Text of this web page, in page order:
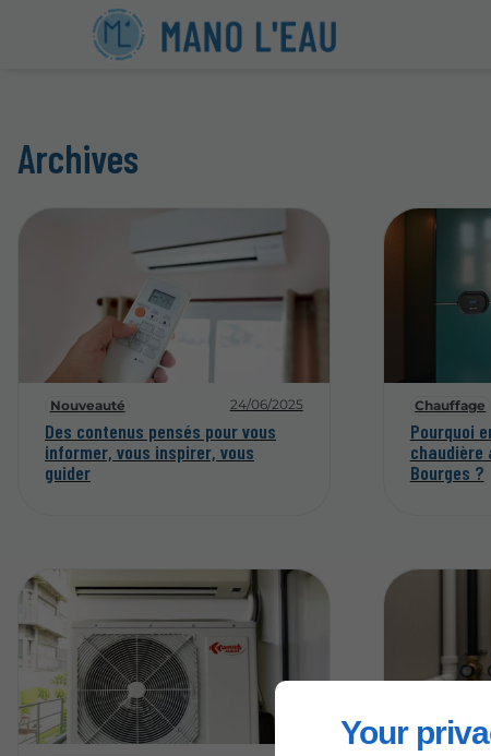
Your
Archives
Nouveauté 24/06/2025
Des contenus pensés pour vous
informer, vous inspirer, vous
guider
Chauffage
Pourquoi
chaudière
Bourges ?